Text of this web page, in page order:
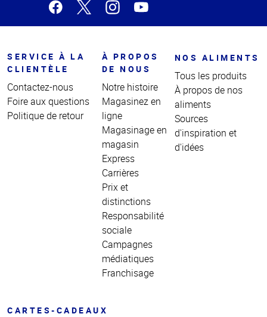
SERVICE À LA
CLIENTÈLE
Contactez-nous
Foire aux questions
Politique de retour
À PROPOS
DE NOUS
Notre histoire
Magasinez en
ligne
Magasinage en
magasin
Express
Carrières
Prix et
distinctions
Responsabilité
sociale
Campagnes
médiatiques
Franchisage
NOS ALIMENTS
Tous les produits
À propos de nos
aliments
Sources
d'inspiration et
d'idées
CARTES-CADEAUX